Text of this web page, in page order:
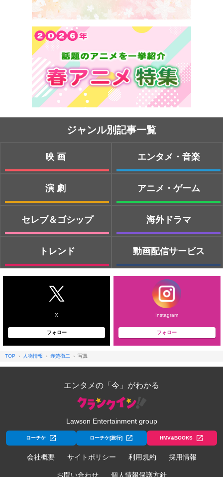
ジャンル別記事一覧
映画
演劇
セレブ＆ゴシップ
トレンド
エンタメ・音楽
アニメ・ゲーム
海外ドラマ
動画配信サービス
X
フォロー
Instagram
フォロー
TOP 人物情報 赤楚衛二 写真
エンタメの「今」がわかる
Lawson Entertainment group
ローチケ ローチケ[旅行] HMV&BOOKS
会社概要 サイトポリシー 利用規約 採用情報
お問い合わせ 個人情報保護方針